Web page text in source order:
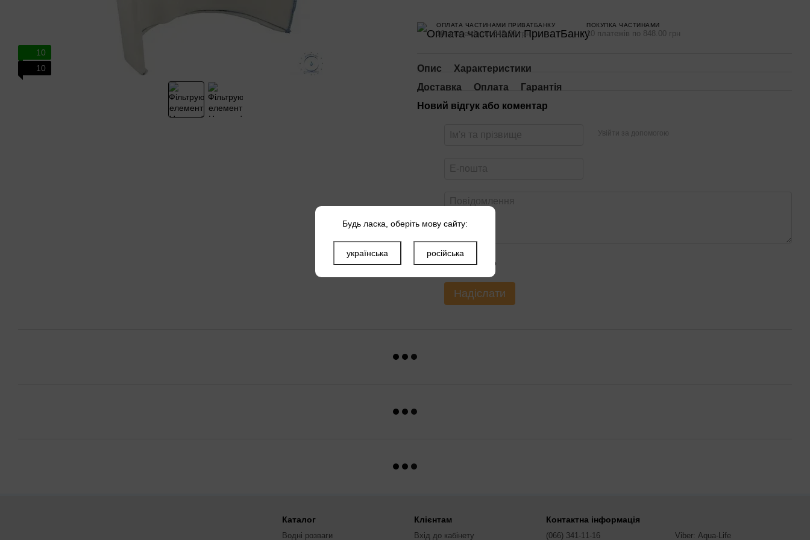
10
10
ОПЛАТА ЧАСТИНАМИ ПРИВАТБАНКУ
10 платежів по 848.00 грн
ПОКУПКА ЧАСТИНАМИ
10 платежів по 848.00 грн
Опис
Характеристики
Доставка
Оплата
Гарантія
Новий відгук або коментар
Увійти за допомогою
Оцініть товар
Надіслати
Каталог
Водні розваги
Клієнтам
Вхід до кабінету
Контактна інформація
(066) 341-11-16 Viber: Aqua-Life
Будь ласка, оберіть мову сайту:
українська російська